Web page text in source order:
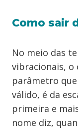
Como sair
No meio das
vibracionais,
parâmetro
válido, é da
primeira e
nome diz,